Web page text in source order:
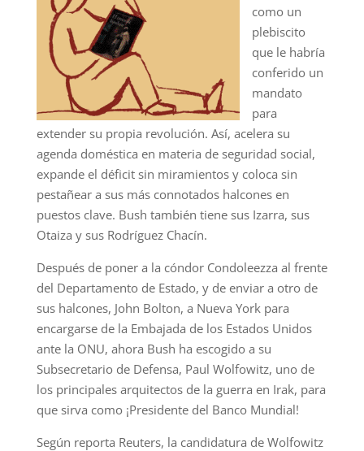
como un
plebiscito
que le habría
conferido un
mandato
para
extender su propia revolución. Así, acelera su
agenda doméstica en materia de seguridad social,
expande el déficit sin miramientos y coloca sin
pestañear a sus más connotados halcones en
puestos clave. Bush también tiene sus Izarra, sus
Otaiza y sus Rodríguez Chacín.
Después de poner a la cóndor Condoleezza al frente
del Departamento de Estado, y de enviar a otro de
sus halcones, John Bolton, a Nueva York para
encargarse de la Embajada de los Estados Unidos
ante la ONU, ahora Bush ha escogido a su
Subsecretario de Defensa, Paul Wolfowitz, uno de
los principales arquitectos de la guerra en Irak, para
que sirva como ¡Presidente del Banco Mundial!
Según reporta Reuters, la candidatura de Wolfowitz